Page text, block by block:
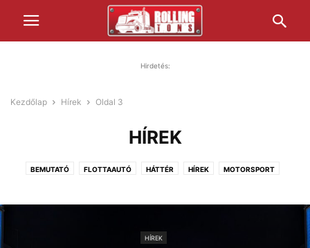
Hirdetés:
Kezdőlap Hírek Oldal 3
HÍREK
BEMUTATÓ FLOTTAAUTÓ HÁTTÉR HÍREK MOTORSPORT
HÍREK